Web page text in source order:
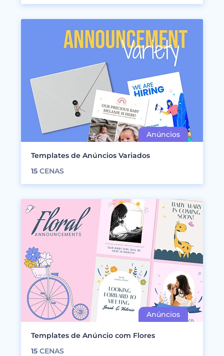
Templates de Anúncios Variados
15 CENAS
Templates de Anúncio com Flores
15 CENAS